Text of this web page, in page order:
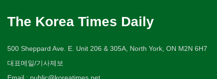
The Korea Times Daily
500 Sheppard Ave. E. Unit 206 & 305A, North York, ON M2N 6H7
대표메일/기사제보